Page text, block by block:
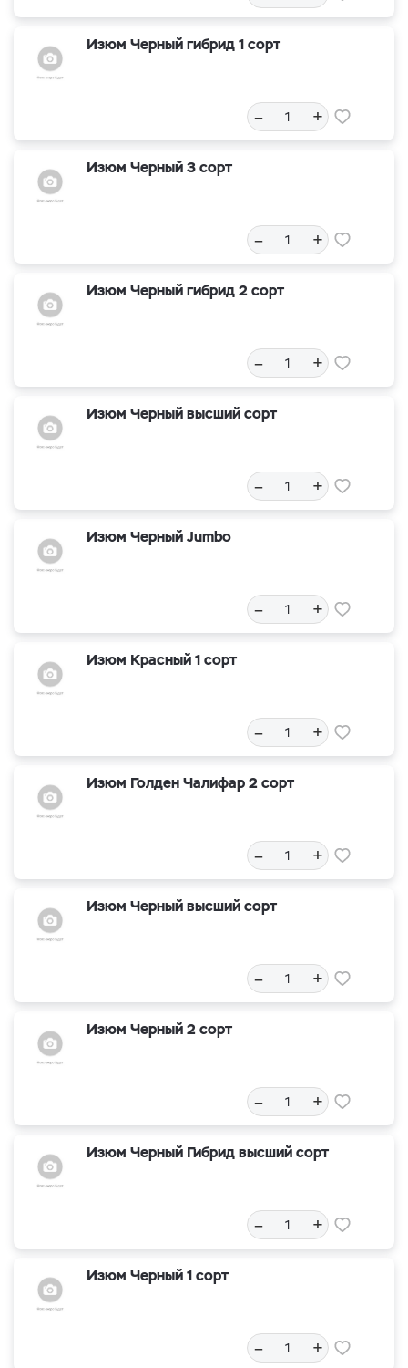
Изюм Черный гибрид 1 сорт
– +
Изюм Черный 3 сорт
– +
Изюм Черный гибрид 2 сорт
– +
Изюм Черный высший сорт
– +
Изюм Черный Jumbo
– +
Изюм Красный 1 сорт
– +
Изюм Голден Чалифар 2 сорт
– +
Изюм Черный высший сорт
– +
Изюм Черный 2 сорт
– +
Изюм Черный Гибрид высший сорт
– +
Изюм Черный 1 сорт
– +